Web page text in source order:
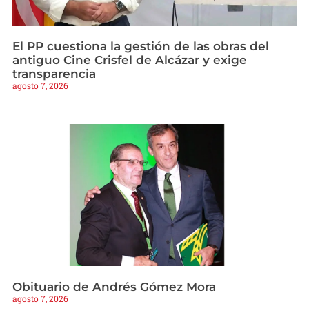
El PP cuestiona la gestión de las obras del
antiguo Cine Crisfel de Alcázar y exige
transparencia
agosto 7, 2026
Obituario de Andrés Gómez Mora
agosto 7, 2026